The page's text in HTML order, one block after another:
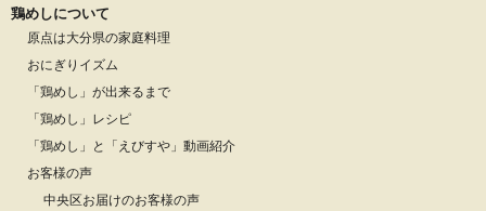
鶏めしについて
原点は大分県の家庭料理
おにぎりイズム
「鶏めし」が出来るまで
「鶏めし」レシピ
「鶏めし」と「えびすや」動画紹介
お客様の声
中央区お届けのお客様の声